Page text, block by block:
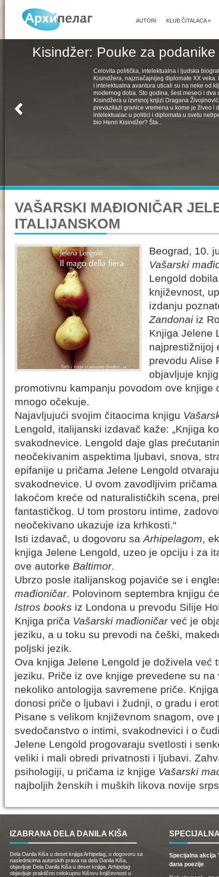
KLUB ČITALACA»
AUTORI
Kisindžer: Pouke za
Celovita politička, intelektualna i ljudska
Kisindžera, najznačajnijeg diplomate XX
i intelektualna avantura uticali su na neke od
modernog doba. Sto godina, šest meseci i dva
Kisindžera u izvrsnoj knjizi Dragana
prevazilazi granice vremena u kome je živeo i
intelektualac u politici i diplomata u svetu
bio Henri Kisindžer? Šta...
VAŠARSKI MAĐIONIČAR
ITALIJANSKOM
Beograd, 10.
Vašarski
Lengold
književnost,
izdanju
Zandonai iz
Knjiga Jelene
najprestižnijoj
prevodu Alise
objavljuje
promotivnu kampanju povodom ove
mnogo očekuje.
Najavljujući svojim čitaocima knjigu
Lengold, italijanski izdavač kaže: „Knjiga
svakodnevice. Lengold daje glas
neočekivanim aspektima ljubavi, snova,
epifanije u pričama Jelene Lengold
svakodnevice. U ovom zavodljivim
lakoćom kreće od naturalističkih scena,
fantastičkog. U tom prostoru intime,
neočekivano ukazuje iza krhkosti.“
Isti izdavač, u dogovoru saArhipelagom,
knjiga Jelene Lengold, uzeo je opciju i za
ove autorke Baltimor.
Ubrzo posle italijanskog pojaviće se i
mađioničar. Polovinom septembra knjigu
Istros books iz Londona u prevodu Silije
Knjiga priča Vašarski mađioničarveć je
jeziku, a u toku su prevodi na češki,
poljski jezik.
Ova knjiga Jelene Lengold je doživela već
jeziku. Priče iz ove knjige prevedene su
nekoliko antologija savremene priče.
donosi priče o ljubavi i žudnji, o gradu i
Pisane s velikom književnom snagom, ove
svedočanstvo o intimi, svakodnevici i o
Jelene Lengold progovaraju svetlosti i
veliki i mali obredi privatnosti i ljubavi.
psihologiji, u pričama iz knjige Vašarski
najboljih ženskih i muških likova novije
IZABRANA DELA DANILA KIŠA
Dela Danila Kiša u deset knjiga Arhipelag, u dogovoru sa
naslednicima autorskih prava na dela Danila Kiša,
objavljuje Dela Danila Kiša u deset knjiga. Arhipelag
objavljuje praktično celokupnu Kišovu književnost u
Specijalna akcija
dana poezije